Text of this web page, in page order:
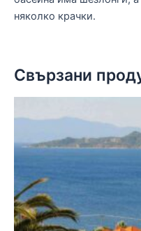
няколко крачки.
Свързани